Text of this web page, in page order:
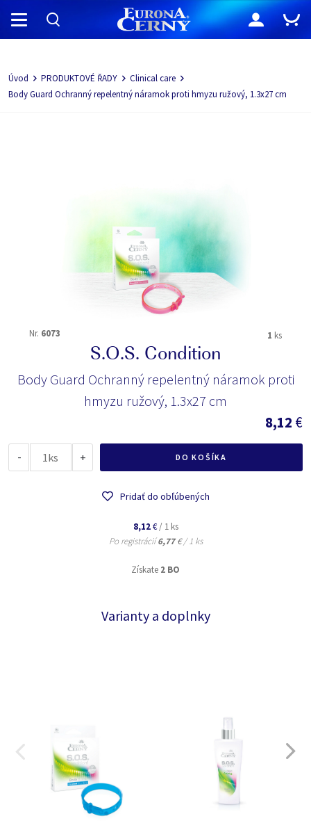
Navigácia
Úvod PRODUKTOVÉ ŘADY
Clinical care
Body Guard Ochranný repelentný náramok proti hmyzu ružový, 1.3x27 cm
Nr. 6073 1 ks
S.O.S. Condition
Body Guard Ochranný repelentný náramok proti
hmyzu ružový, 1.3x27 cm
8,12 €
- ks + DO KOŠÍKA
Pridať do obľúbených
8,12€ / 1 ks
Po registrácií6,77€ / 1 ks
Získate 2 BO
Varianty a doplnky